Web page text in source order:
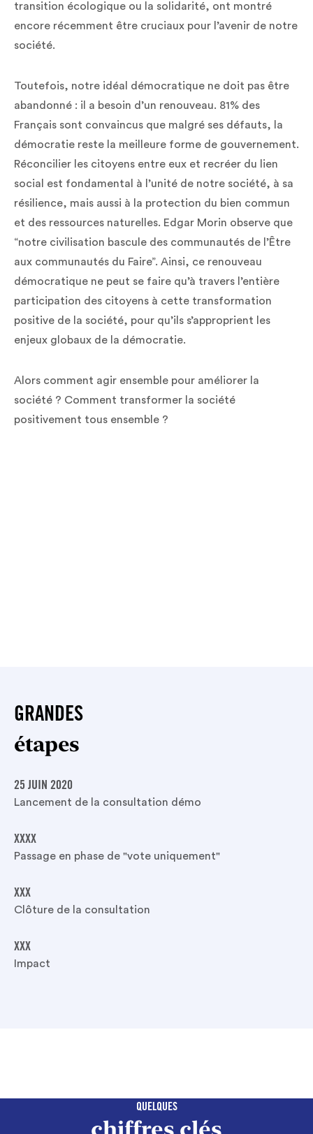
transition écologique ou la solidarité, ont montré
encore récemment être cruciaux pour l’avenir de notre
société.
Toutefois, notre idéal démocratique ne doit pas être
abandonné : il a besoin d’un renouveau. 81% des
Français sont convaincus que malgré ses défauts, la
démocratie reste la meilleure forme de gouvernement.
Réconcilier les citoyens entre eux et recréer du lien
social est fondamental à l’unité de notre société, à sa
résilience, mais aussi à la protection du bien commun
et des ressources naturelles. Edgar Morin observe que
“notre civilisation bascule des communautés de l’Être
aux communautés du Faire”. Ainsi, ce renouveau
démocratique ne peut se faire qu’à travers l’entière
participation des citoyens à cette transformation
positive de la société, pour qu’ils s’approprient les
enjeux globaux de la démocratie.
Alors comment agir ensemble pour améliorer la
société ? Comment transformer la société
positivement tous ensemble ?
GRANDES
étapes
25 JUIN 2020
Lancement de la consultation démo
XXXX
Passage en phase de "vote uniquement"
XXX
Clôture de la consultation
XXX
Impact
QUELQUES